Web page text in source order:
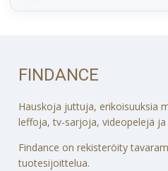
FINDANCE
Hauskoja juttuja, erikoisuuksia
leffoja, tv-sarjoja, videopelejä ja
Findance on rekisteröity
tuotesijoittelua.